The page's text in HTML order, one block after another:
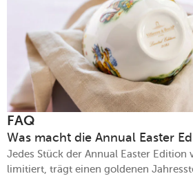
FAQ
Was macht die Annual Easter
Jedes Stück der Annual Easter Edition
limitiert, trägt einen goldenen